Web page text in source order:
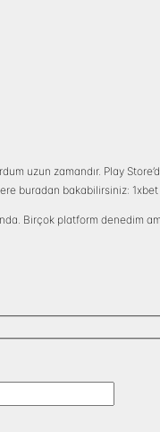
uzun zamandır. Play
buradan bakabilirsiniz:
Birçok platform denedim